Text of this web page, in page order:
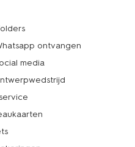
ontvangen
media